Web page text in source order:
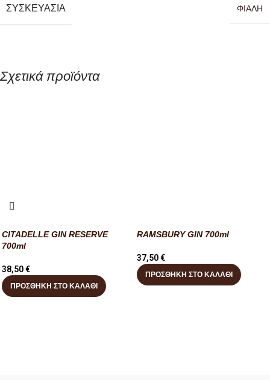
ΣΥΣΚΕΥΑΣΊΑ ΦΙΑΛΗ
Σχετικά προϊόντα
CITADELLE GIN RESERVE
700ml
38,50€
ΠΡΟΣΘΉΚΗ ΣΤΟ ΚΑΛΆΘΙ
RAMSBURY GIN 700ml
37,50€
ΠΡΟΣΘΉΚΗ ΣΤΟ ΚΑΛΆΘΙ